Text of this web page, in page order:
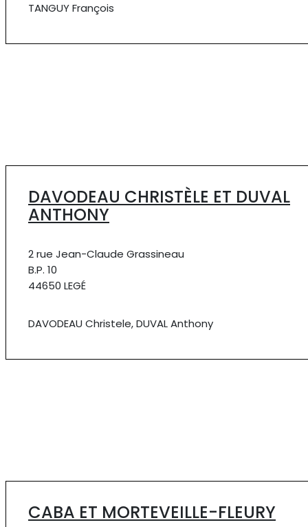
TANGUY François
DAVODEAU CHRISTÈLE ET DUVAL
ANTHONY
2 rue Jean-Claude Grassineau
B.P. 10
44650 LEGÉ
DAVODEAU Christele, DUVAL Anthony
CABA ET MORTEVEILLE-FLEURY